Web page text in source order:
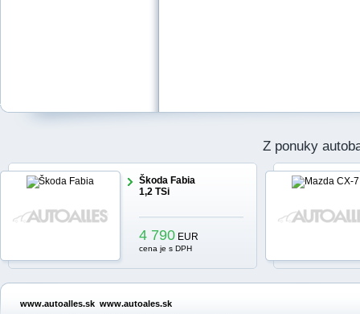
Z ponuky
Škoda Fabia
1,2 TSi
4 790 EUR
cena je s DPH
www.autoalles.sk www.autoales.sk